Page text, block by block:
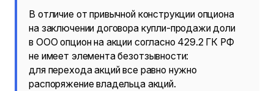
В отличие от привычной конструкции опциона
на заключении договора купли-продажи доли
в ООО опцион на акции согласно 429.2 ГК РФ
не имеет элемента безотзывности:
для перехода акций все равно нужно
распоряжение владельца акций.